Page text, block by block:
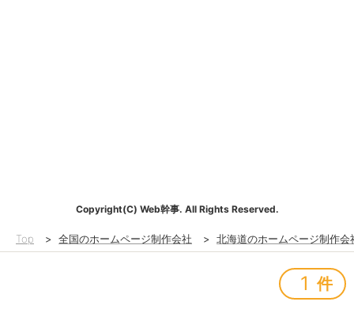
Copyright(C) Web幹事. All Rights Reserved.
Top > 全国のホームページ制作会社 > 北海道のホームページ制作会
1 件